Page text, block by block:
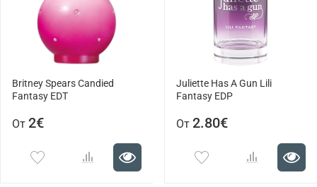
Britney Spears Candied
Fantasy EDT
От 2€
Juliette Has A Gun Lili
Fantasy EDP
От 2.80€